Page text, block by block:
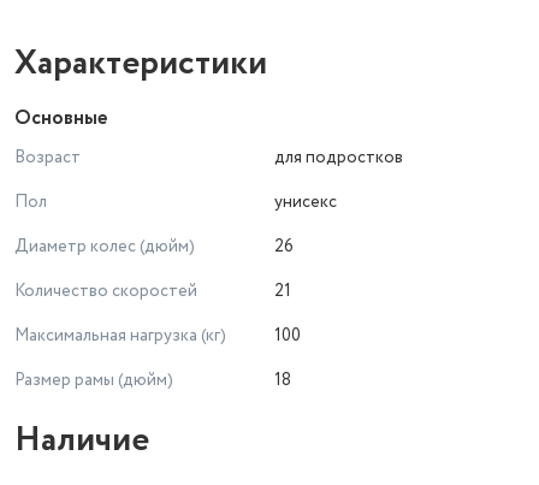
Характеристики
Основные
Возраст
для подростков
Пол
унисекс
Диаметр колес (дюйм)
26
Количество скоростей
21
Максимальная нагрузка (кг)
100
Размер рамы (дюйм)
18
Наличие